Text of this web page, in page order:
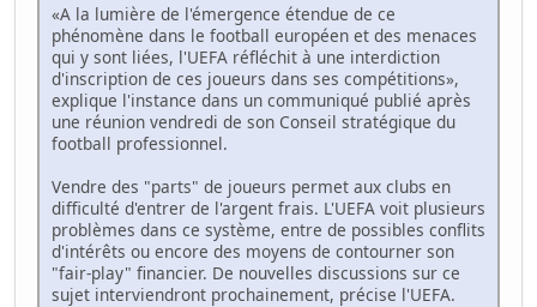
«A la lumière de l'émergence étendue de ce
phénomène dans le football européen et des menaces
qui y sont liées, l'UEFA réfléchit à une interdiction
d'inscription de ces joueurs dans ses compétitions»,
explique l'instance dans un communiqué publié après
une réunion vendredi de son Conseil stratégique du
football professionnel.
Vendre des "parts" de joueurs permet aux clubs en
difficulté d'entrer de l'argent frais. L'UEFA voit plusieurs
problèmes dans ce système, entre de possibles conflits
d'intérêts ou encore des moyens de contourner son
"fair-play" financier. De nouvelles discussions sur ce
sujet interviendront prochainement, précise l'UEFA.